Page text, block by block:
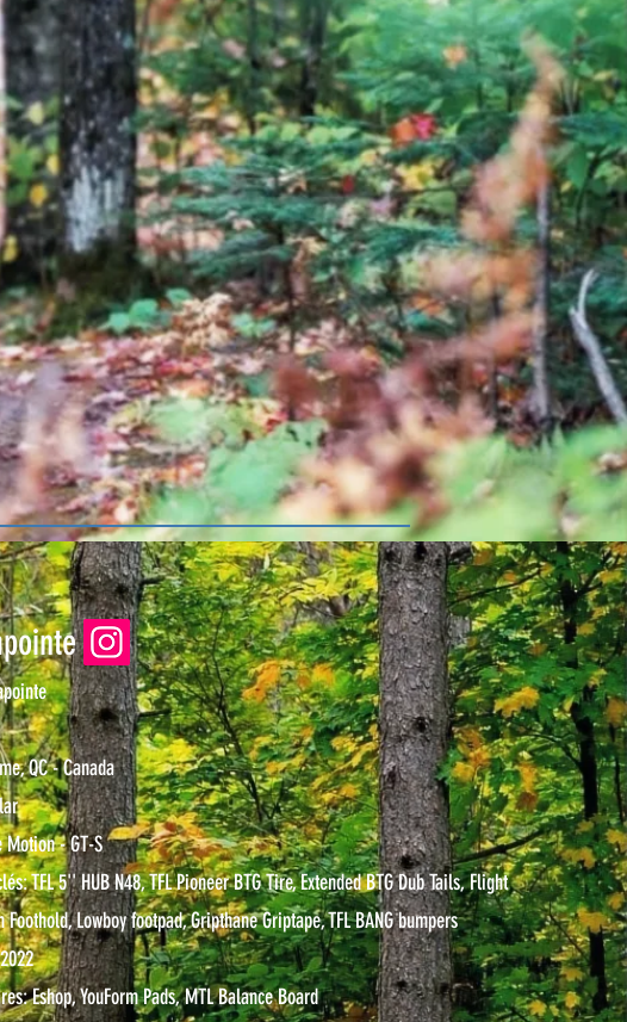
QC - Canada
Motion - GT-S
TFL 5'' HUB N48, TFL Pioneer BTG Tire, Extended BTG Dub Tails, Flight
Foothold, Lowboy footpad, Gripthane Griptape, TFL BANG bumpers
Eshop, YouForm Pads, MTL Balance Board